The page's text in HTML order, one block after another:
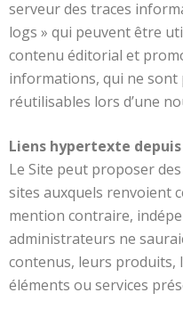
serveur des traces
logs » qui peuvent être
contenu éditorial et
informations, qui ne sont
réutilisables lors d’une
Liens hypertexte
Le Site peut proposer
sites auxquels renvoient
mention contraire,
administrateurs ne
contenus, leurs produits,
éléments ou services